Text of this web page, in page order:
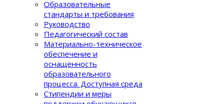
Образовательные
стандарты и требования
Руководство
Педагогический состав
Материально-техническое
обеспечение и
оснащенность
образовательного
процеcса. Доступная среда
Стипендии и меры